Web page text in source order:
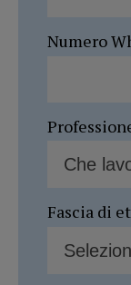
Numero
Fascia di